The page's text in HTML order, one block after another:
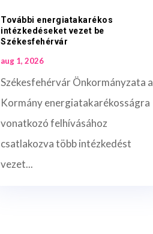
További energiatakarékos
intézkedéseket vezet be
Székesfehérvár
aug 1, 2026
Székesfehérvár Önkormányzata a
Kormány energiatakarékosságra
vonatkozó felhívásához
csatlakozva több intézkedést
vezet...